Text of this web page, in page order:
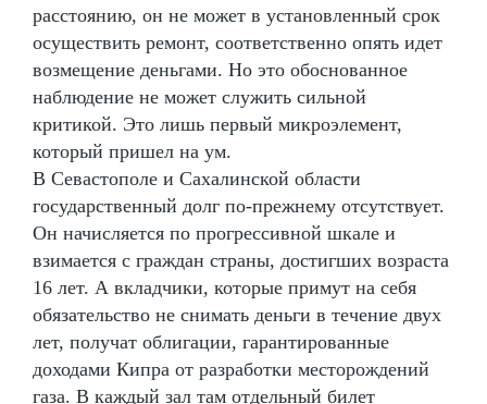
расстоянию, он не может в установленный срок
осуществить ремонт, соответственно опять идет
возмещение деньгами. Но это обоснованное
наблюдение не может служить сильной
критикой. Это лишь первый микроэлемент,
который пришел на ум.
В Севастополе и Сахалинской области
государственный долг по-прежнему отсутствует.
Он начисляется по прогрессивной шкале и
взимается с граждан страны, достигших возраста
16 лет. А вкладчики, которые примут на себя
обязательство не снимать деньги в течение двух
лет, получат облигации, гарантированные
доходами Кипра от разработки месторождений
газа. В каждый зал там отдельный билет